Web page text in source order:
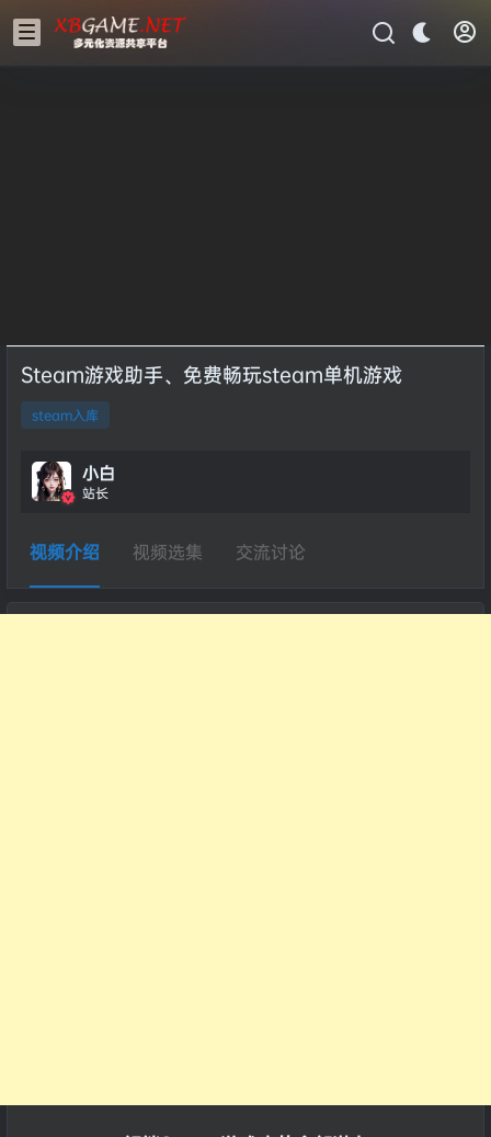
Steam游戏助手、免费畅玩steam单机游戏
steam入库
小白
站长
视频介绍 视频选集 交流讨论